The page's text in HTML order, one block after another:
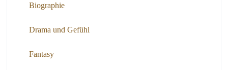
Biographie
Drama und Gefühl
Fantasy